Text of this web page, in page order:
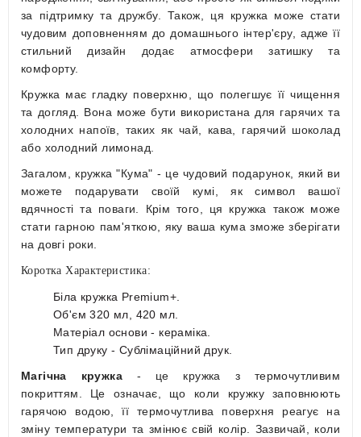
за підтримку та дружбу. Також, ця кружка може стати
чудовим доповненням до домашнього інтер'єру, адже її
стильний дизайн додає атмосфери затишку та
комфорту.
Кружка має гладку поверхню, що полегшує її чищення
та догляд. Вона може бути використана для гарячих та
холодних напоїв, таких як чай, кава, гарячий шоколад
або холодний лимонад.
Загалом, кружка "Кума" - це чудовий подарунок, який ви
можете подарувати своїй кумі, як символ вашої
вдячності та поваги. Крім того, ця кружка також може
стати гарною пам'яткою, яку ваша кума зможе зберігати
на довгі роки.
Коротка Характеристика:
Біла кружка Premium+.
Об'єм 320 мл, 420 мл.
Матеріал основи - кераміка.
Тип друку - Сублімаційний друк.
Магічна кружка - це кружка з термочутливим
покриттям. Це означає, що коли кружку заповнюють
гарячою водою, її термочутлива поверхня реагує на
зміну температури та змінює свій колір. Зазвичай, коли